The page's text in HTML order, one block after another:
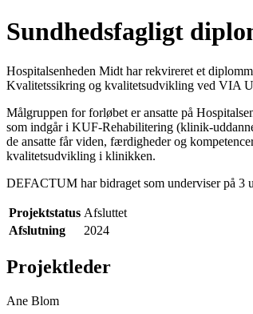
Sundhedsfagligt
Hospitalsenheden Midt har rekvireret et
Kvalitetssikring og kvalitetsudvikling ved VIA
Målgruppen for forløbet er ansatte på
som indgår i KUF-Rehabilitering (klinik-
de ansatte får viden, færdigheder og
kvalitetsudvikling i klinikken.
DEFACTUM har bidraget som underviser på 3
Projektstatus Afsluttet
Afslutning
2024
Projektleder
Ane Blom